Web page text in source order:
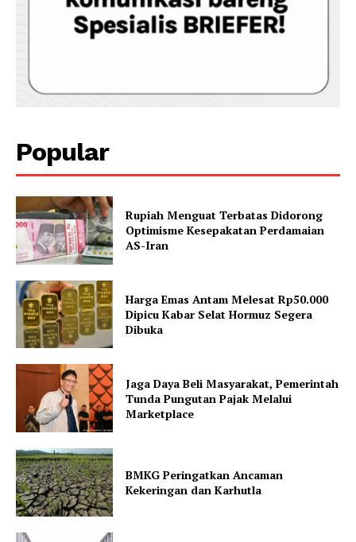
Popular
Rupiah Menguat Terbatas Didorong
Optimisme Kesepakatan Perdamaian
AS-Iran
Harga Emas Antam Melesat Rp50.000
Dipicu Kabar Selat Hormuz Segera
Dibuka
Jaga Daya Beli Masyarakat, Pemerintah
Tunda Pungutan Pajak Melalui
Marketplace
BMKG Peringatkan Ancaman
Kekeringan dan Karhutla